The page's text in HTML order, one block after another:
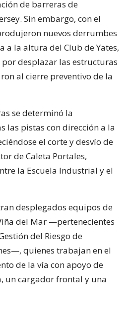
de barreras de
Sin embargo, con el
nuevos derrumbes
a la altura del Club de Yates,
desplazar las estructuras
al cierre preventivo de la
se determinó la
las pistas con dirección a la
el corte y desvío de
de Caleta Portales,
la Escuela Industrial y el
desplegados equipos de
del Mar —pertenecientes
del Riesgo de
quienes trabajan en el
de la vía con apoyo de
un cargador frontal y una